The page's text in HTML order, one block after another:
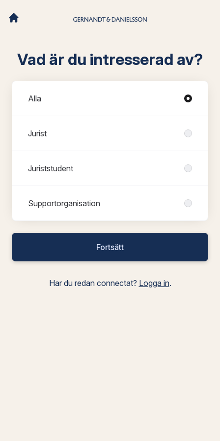
Vad är du intresserad av?
Alla
Jurist
Juriststudent
Supportorganisation
Fortsätt
Har du redan connectat? Logga in.